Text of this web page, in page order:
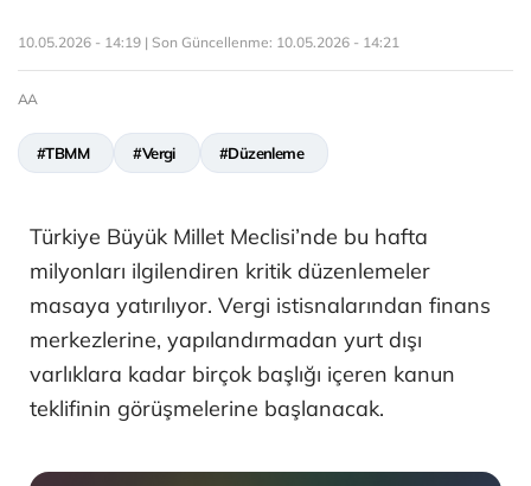
10.05.2026 - 14:19 | Son Güncellenme: 10.05.2026 - 14:21
AA
#TBMM #Vergi #Düzenleme
Türkiye Büyük Millet Meclisi’nde bu hafta
milyonları ilgilendiren kritik düzenlemeler
masaya yatırılıyor. Vergi istisnalarından finans
merkezlerine, yapılandırmadan yurt dışı
varlıklara kadar birçok başlığı içeren kanun
teklifinin görüşmelerine başlanacak.